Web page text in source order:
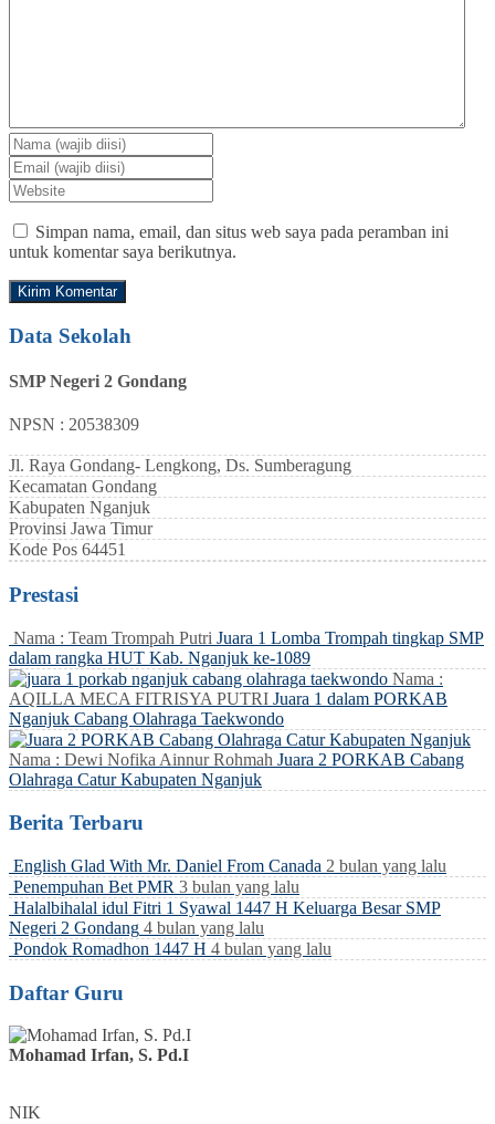
Simpan nama, email, dan situs web saya pada peramban ini
untuk komentar saya berikutnya.
Data Sekolah
SMP Negeri 2 Gondang
NPSN : 20538309
Jl. Raya Gondang- Lengkong, Ds. Sumberagung
Kecamatan Gondang
Kabupaten Nganjuk
Provinsi Jawa Timur
Kode Pos 64451
Prestasi
Nama : Team Trompah Putri Juara 1 Lomba Trompah tingkap SMP
dalam rangka HUT Kab. Nganjuk ke-1089
Nama :
AQILLA MECA FITRISYA PUTRI Juara 1 dalam PORKAB
Nganjuk Cabang Olahraga Taekwondo
Nama : Dewi Nofika Ainnur Rohmah Juara 2 PORKAB Cabang
Olahraga Catur Kabupaten Nganjuk
Berita Terbaru
English Glad With Mr. Daniel From Canada 2 bulan yang lalu
Penempuhan Bet PMR 3 bulan yang lalu
Halalbihalal idul Fitri 1 Syawal 1447 H Keluarga Besar SMP
Negeri 2 Gondang 4 bulan yang lalu
Pondok Romadhon 1447 H 4 bulan yang lalu
Daftar Guru
Mohamad Irfan, S. Pd.I
NIK